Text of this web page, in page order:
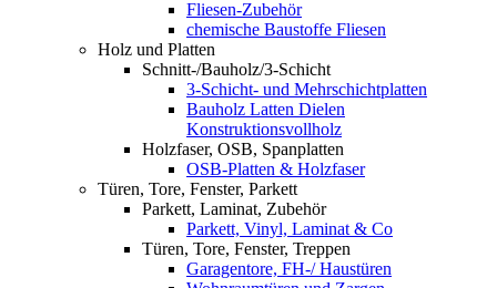
Fliesen-Zubehör
chemische Baustoffe Fliesen
Holz und Platten
Schnitt-/Bauholz/3-Schicht
3-Schicht- und Mehrschichtplatten
Bauholz Latten Dielen
Konstruktionsvollholz
Holzfaser, OSB, Spanplatten
OSB-Platten & Holzfaser
Türen, Tore, Fenster, Parkett
Parkett, Laminat, Zubehör
Parkett, Vinyl, Laminat & Co
Türen, Tore, Fenster, Treppen
Garagentore, FH-/ Haustüren